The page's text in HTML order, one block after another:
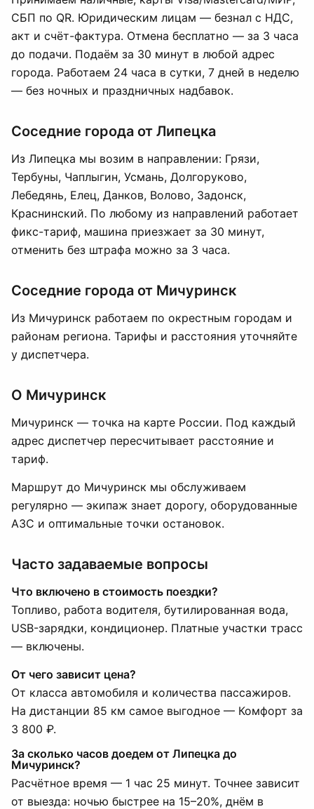
СБП по QR. Юридическим лицам — безнал с НДС,
акт и счёт-фактура. Отмена бесплатно — за 3 часа
до подачи. Подаём за 30 минут в любой адрес
города. Работаем 24 часа в сутки, 7 дней в неделю
— без ночных и праздничных надбавок.
Соседние города от Липецка
Из Липецка мы возим в направлении: Грязи,
Тербуны, Чаплыгин, Усмань, Долгоруково,
Лебедянь, Елец, Данков, Воловo, Задонск,
Краснинский. По любому из направлений работает
фикс-тариф, машина приезжает за 30 минут,
отменить без штрафа можно за 3 часа.
Соседние города от Мичуринск
Из Мичуринск работаем по окрестным городам и
районам региона. Тарифы и расстояния уточняйте
у диспетчера.
О Мичуринск
Мичуринск — точка на карте России. Под каждый
адрес диспетчер пересчитывает расстояние и
тариф.
Маршрут до Мичуринск мы обслуживаем
регулярно — экипаж знает дорогу, оборудованные
АЗС и оптимальные точки остановок.
Часто задаваемые вопросы
Что включено в стоимость поездки?
Топливо, работа водителя, бутилированная вода,
USB-зарядки, кондиционер. Платные участки трасс
— включены.
От чего зависит цена?
От класса автомобиля и количества пассажиров.
На дистанции 85 км самое выгодное — Комфорт за
3 800 ₽.
За сколько часов доедем от Липецка до
Мичуринск?
Расчётное время — 1 час 25 минут. Точнее зависит
от выезда: ночью быстрее на 15–20%, днём в